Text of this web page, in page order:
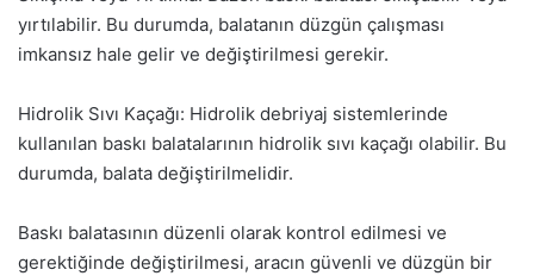
yırtılabilir. Bu durumda, balatanın düzgün çalışması
imkansız hale gelir ve değiştirilmesi gerekir.
Hidrolik Sıvı Kaçağı: Hidrolik debriyaj sistemlerinde
kullanılan baskı balatalarının hidrolik sıvı kaçağı olabilir. Bu
durumda, balata değiştirilmelidir.
Baskı balatasının düzenli olarak kontrol edilmesi ve
gerektiğinde değiştirilmesi, aracın güvenli ve düzgün bir